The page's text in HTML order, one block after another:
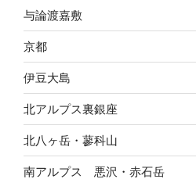
与論渡嘉敷
京都
伊豆大島
北アルプス裏銀座
北八ヶ岳・蓼科山
南アルプス 悪沢・赤石岳